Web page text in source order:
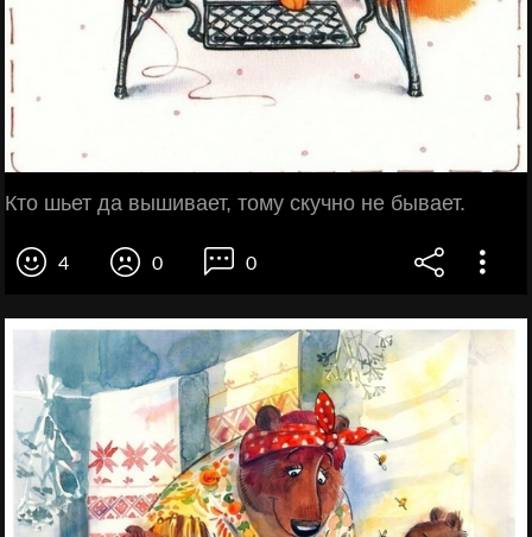
Кто шьет да вышивает, тому скучно не бывает.
4 0 0